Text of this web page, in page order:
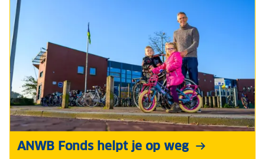
ANWB Fonds helpt je op weg